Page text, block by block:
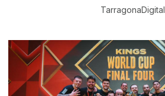
TarragonaDigital